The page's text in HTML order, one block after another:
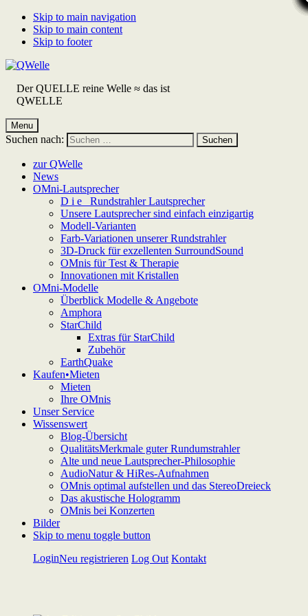
Skip to main navigation
Skip to main content
Skip to footer
Der QUELLE reine Welle ≈ das ist
QWELLE
Menu
Suchen nach:
zur QWelle
News
OMni-Lautsprecher
D i e Rundstrahler Lautsprecher
Unsere Lautsprecher sind einfach einzigartig
Modell-Varianten
Farb-Variationen unserer Rundstrahler
3D-Druck für exzellenten SurroundSound
OMnis für Test & Therapie
Innovationen mit Kristallen
OMni-Modelle
Überblick Modelle & Angebote
Amphora
StarChild
Extras für StarChild
Zubehör
EarthQuake
Kaufen•Mieten
Mieten
Ihre OMnis
Unser Service
Wissenswert
Blog-Übersicht
QualitätsMerkmale guter Rundumstrahler
Alte und neue Lautsprecher-Philosophie
AudioNatur & HiRes-Aufnahmen
OMnis optimal aufstellen und das StereoDreieck
Das akustische Hologramm
OMnis bei Konzerten
Bilder
Skip to menu toggle button
Neu registrieren
Login Log Out Kontakt